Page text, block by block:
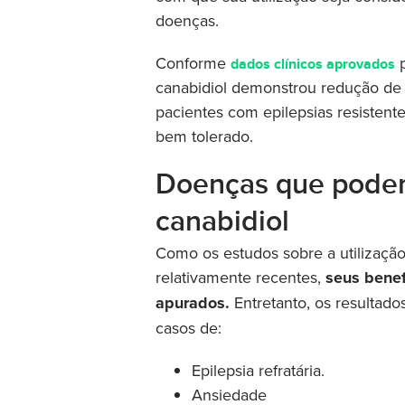
doenças.
Conforme dados clínicos aprovados
canabidiol demonstrou redução
pacientes com epilepsias
bem tolerado.
Doenças que
canabidiol
Como os estudos sobre a
relativamente recentes, seus
apurados. Entretanto, os
casos de:
Epilepsia refratária.
Ansiedade